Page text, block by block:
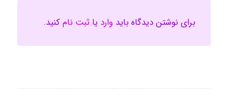
برای نوشتن دیدگاه باید وارد یا ثبت نامکنید.